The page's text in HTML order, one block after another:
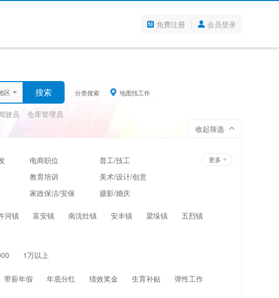
免费注册 会员登录
区
分类搜索 地图找工作
驶员
仓库管理员
收起筛选
电商职位
普工/技工
教育培训
美术/设计/创意
家政保洁/安保
摄影/婚庆
更多
河镇 富安镇 南沈灶镇 安丰镇 梁垛镇
五烈镇
1万以上
带薪年假 年底分红 绩效奖金 生育补贴
弹性工作